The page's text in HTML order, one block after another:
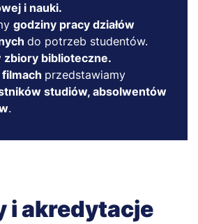
i nauki.
godziny pracy działów
do potrzeb studentów.
zbiory biblioteczne.
filmach przedstawiamy
studiów, absolwentów
.
i akredytacje